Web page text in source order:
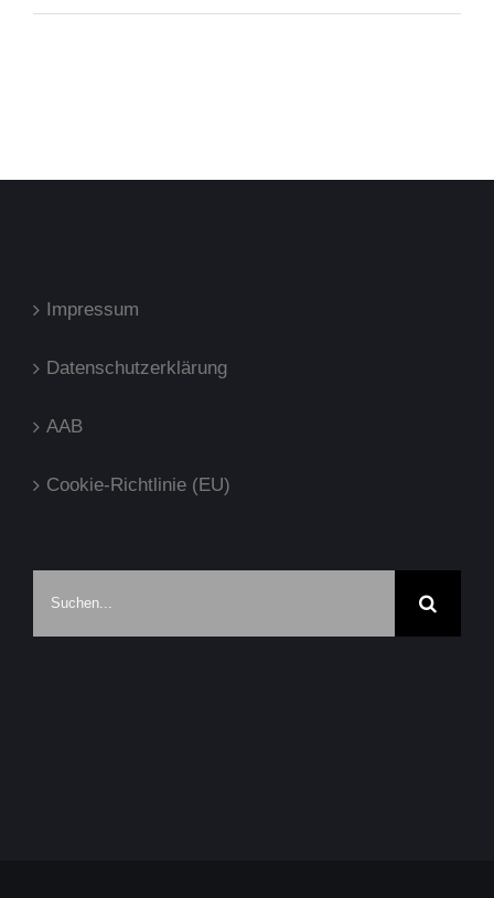
Impressum
Datenschutzerklärung
AAB
Cookie-Richtlinie (EU)